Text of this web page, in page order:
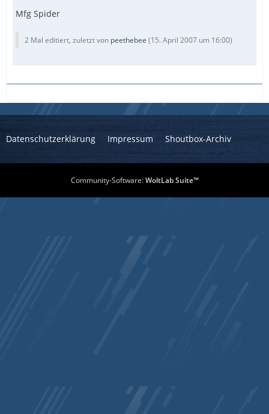
Mfg Spider
2 Mal editiert, zuletzt von peethebee (15. April 2007 um 16:00)
Datenschutzerklärung Impressum Shoutbox-Archiv
Community-Software:WoltLab Suite™